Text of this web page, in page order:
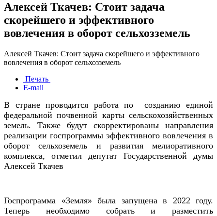
Алексей Ткачев: Стоит задача
скорейшего и эффективного
вовлечения в оборот сельхозземель
Алексей Ткачев: Стоит задача скорейшего и эффективного
вовлечения в оборот сельхозземель
Печать
E-mail
В стране проводится работа посозданию единой
федеральной почвенной карты сельскохозяйственных
земель. Также будут скорректированы направления
реализации госпрограммы эффективного вовлечения в
оборот сельхоземель и развития мелиоративного
комплекса, отметил депутат Государственной думы
Алексей Ткачев
Госпрограмма «Земля» была запущена в 2022 году.
Теперь необходимо собрать и разместить